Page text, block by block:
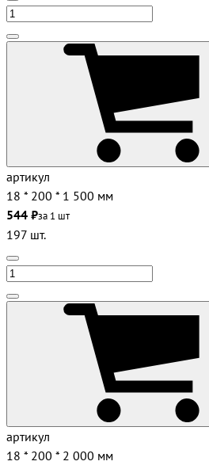
артикул
18 * 200 * 1 500 мм
544 ₽за 1 шт
197 шт.
артикул
18 * 200 * 2 000 мм